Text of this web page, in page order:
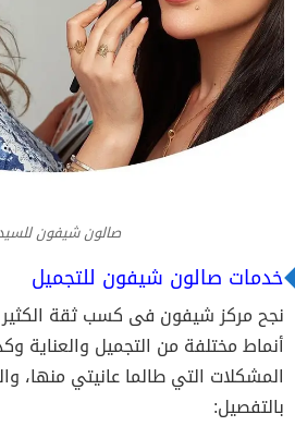
صالون شيفون
خدمات صالون شيفون للتجميل
نجح مركز شيفون فى كسب ثقة
أنماط مختلفة من التجميل والعناية
المشكلات التي طالما عانيتي منها،
بالتفصيل: